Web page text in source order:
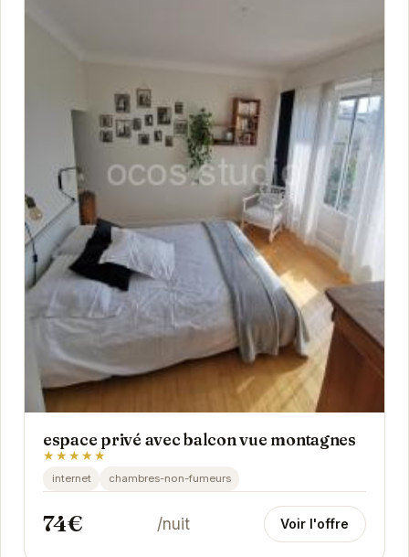
espace privé avec balcon vue montagnes
★★★★★
internet chambres-non-fumeurs
74€ /nuit Voir l'offre